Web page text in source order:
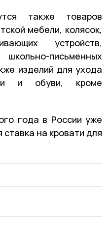
также товаров
мебели, колясок,
устройств,
письменных
изделий для ухода
и обуви, кроме
года в России уже
на кровати для